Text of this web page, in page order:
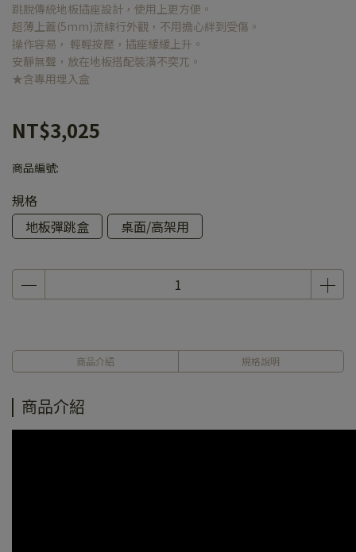
跳脫傳統地板插座設計，使用上更方便。
超薄上蓋(5mm)流線行外觀，不用擔心絆到受傷。
操作容易， 輕輕按壓，插座緩緩上升。
安靜無聲，放在地板搭配裝潢不突兀。
★含專用埋入盒
NT$3,025
商品編號:
規格
地板彈跳盒
桌面/高架用
商品介紹 規格說明
商品介紹